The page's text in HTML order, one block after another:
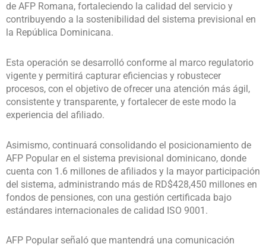
de AFP Romana, fortaleciendo la calidad del servicio y
contribuyendo a la sostenibilidad del sistema previsional en
la República Dominicana.
Esta operación se desarrolló conforme al marco regulatorio
vigente y permitirá capturar eficiencias y robustecer
procesos, con el objetivo de ofrecer una atención más ágil,
consistente y transparente, y fortalecer de este modo la
experiencia del afiliado.
Asimismo, continuará consolidando el posicionamiento de
AFP Popular en el sistema previsional dominicano, donde
cuenta con 1.6 millones de afiliados y la mayor participación
del sistema, administrando más de RD$428,450 millones en
fondos de pensiones, con una gestión certificada bajo
estándares internacionales de calidad ISO 9001.
AFP Popular señaló que mantendrá una comunicación